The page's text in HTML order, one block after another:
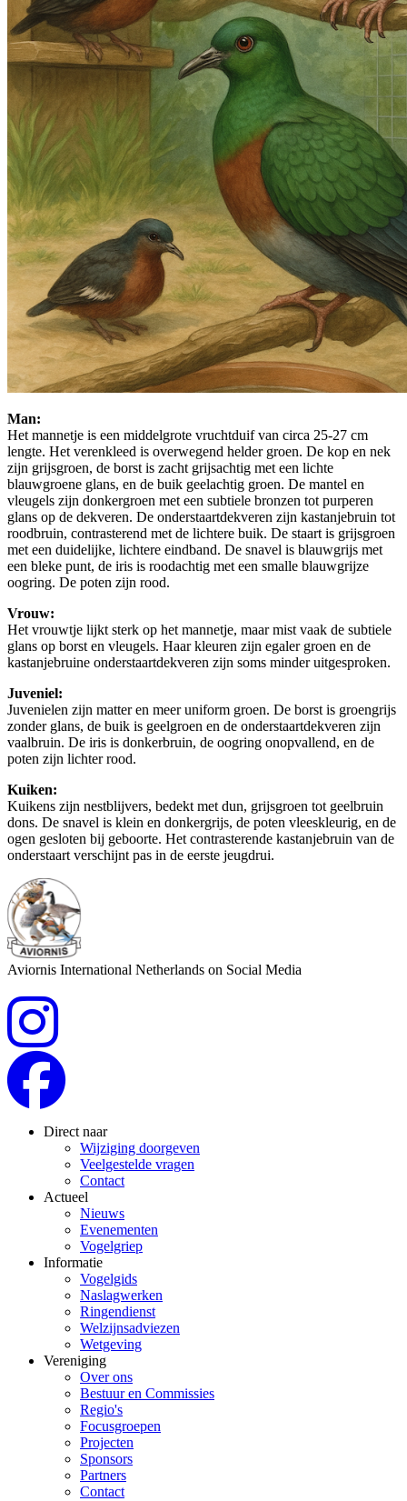
Man:
Het mannetje is een middelgrote vruchtduif van circa 25-27 cm
lengte. Het verenkleed is overwegend helder groen. De kop en nek
zijn grijsgroen, de borst is zacht grijsachtig met een lichte
blauwgroene glans, en de buik geelachtig groen. De mantel en
vleugels zijn donkergroen met een subtiele bronzen tot purperen
glans op de dekveren. De onderstaartdekveren zijn kastanjebruin tot
roodbruin, contrasterend met de lichtere buik. De staart is grijsgroen
met een duidelijke, lichtere eindband. De snavel is blauwgrijs met
een bleke punt, de iris is roodachtig met een smalle blauwgrijze
oogring. De poten zijn rood.
Vrouw:
Het vrouwtje lijkt sterk op het mannetje, maar mist vaak de subtiele
glans op borst en vleugels. Haar kleuren zijn egaler groen en de
kastanjebruine onderstaartdekveren zijn soms minder uitgesproken.
Juveniel:
Juvenielen zijn matter en meer uniform groen. De borst is groengrijs
zonder glans, de buik is geelgroen en de onderstaartdekveren zijn
vaalbruin. De iris is donkerbruin, de oogring onopvallend, en de
poten zijn lichter rood.
Kuiken:
Kuikens zijn nestblijvers, bedekt met dun, grijsgroen tot geelbruin
dons. De snavel is klein en donkergrijs, de poten vleeskleurig, en de
ogen gesloten bij geboorte. Het contrasterende kastanjebruin van de
onderstaart verschijnt pas in de eerste jeugdrui.
Aviornis International Netherlands on Social Media
Direct naar
Wijziging doorgeven
Veelgestelde vragen
Contact
Actueel
Nieuws
Evenementen
Vogelgriep
Informatie
Vogelgids
Naslagwerken
Ringendienst
Welzijnsadviezen
Wetgeving
Vereniging
Over ons
Bestuur en Commissies
Regio's
Focusgroepen
Projecten
Sponsors
Partners
Contact